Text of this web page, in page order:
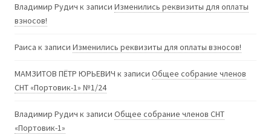
Владимир Рудич к записи Изменились реквизиты для оплаты
взносов!
Раиса к записи Изменились реквизиты для оплаты взносов!
МАМЗИТОВ ПЁТР ЮРЬЕВИЧ к записи Общее собрание членов
СНТ «Портовик-1» №1/24
Владимир Рудич к записи Общее собрание членов СНТ
«Портовик-1»